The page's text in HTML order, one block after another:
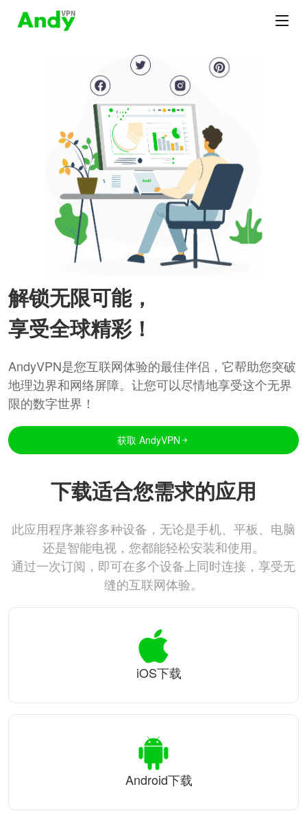
解锁无限可能，
享受全球精彩！
AndyVPN是您互联网体验的最佳伴侣，它帮助您突破
地理边界和网络屏障。让您可以尽情地享受这个无界
限的数字世界！
获取 AndyVPN
下载适合您需求的应用
此应用程序兼容多种设备，无论是手机、平板、电脑
还是智能电视，您都能轻松安装和使用。
通过一次订阅，即可在多个设备上同时连接，享受无
缝的互联网体验。
iOS下载
Android下载